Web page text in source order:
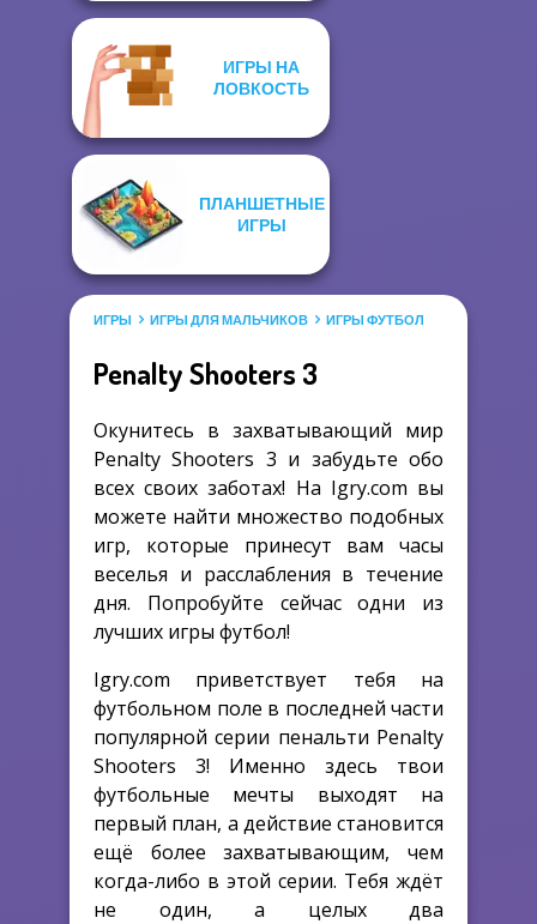
ИГРЫ НА
ЛОВКОСТЬ
ПЛАНШЕТНЫЕ
ИГРЫ
ИГРЫ ИГРЫ ДЛЯ МАЛЬЧИКОВ ИГРЫ ФУТБОЛ
Penalty Shooters 3
Окунитесь в захватывающий мир
Penalty Shooters 3 и забудьте обо
всех своих заботах! На Igry.com вы
можете найти множество подобных
игр, которые принесут вам часы
веселья и расслабления в течение
дня. Попробуйте сейчас одни из
лучших игры футбол!
Igry.com приветствует тебя на
футбольном поле в последней части
популярной серии пенальти Penalty
Shooters 3! Именно здесь твои
футбольные мечты выходят на
первый план, а действие становится
ещё более захватывающим, чем
когда-либо в этой серии. Тебя ждёт
не один, а целых два